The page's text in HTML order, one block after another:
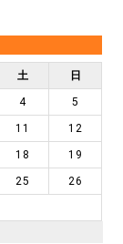
土 日
4 5
11 12
18 19
25 26